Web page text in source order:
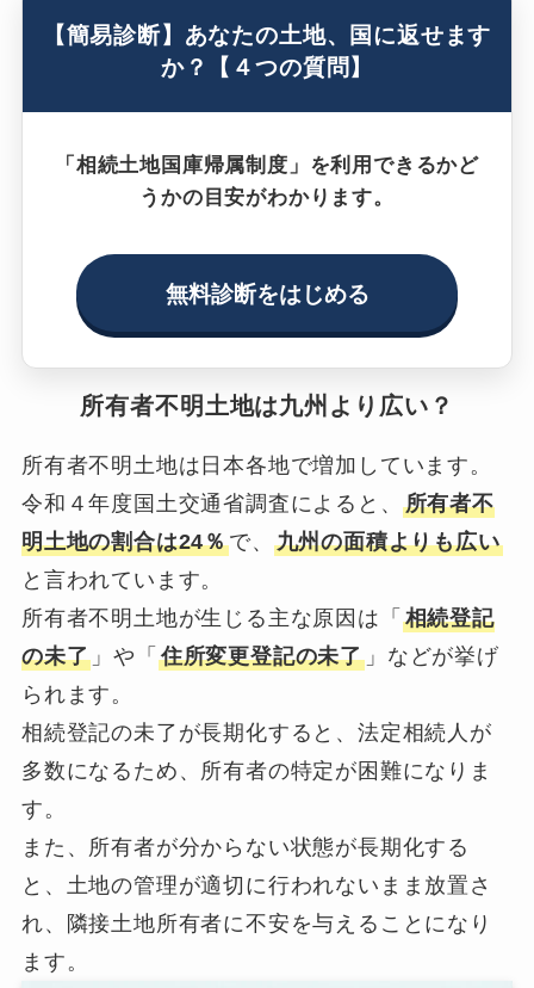
【簡易診断】あなたの土地、国に返せます
か？【４つの質問】
「相続土地国庫帰属制度」を利用できるかど
うかの目安がわかります。
無料診断をはじめる
所有者不明土地は九州より広い？
所有者不明土地は日本各地で増加しています。
令和４年度国土交通省調査によると、 所有者不
明土地の割合は24％で、 九州の面積よりも広い
と言われています。
所有者不明土地が生じる主な原因は「 相続登記
の未了 」や「 住所変更登記の未了 」などが挙げ
られます。
相続登記の未了が長期化すると、法定相続人が
多数になるため、所有者の特定が困難になりま
す。
また、所有者が分からない状態が長期化する
と、土地の管理が適切に行われないまま放置さ
れ、隣接土地所有者に不安を与えることになり
ます。